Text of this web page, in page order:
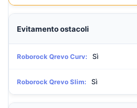
Evitamento ostacoli
Roborock Qrevo Curv: Sì
Roborock Qrevo Slim: Sì